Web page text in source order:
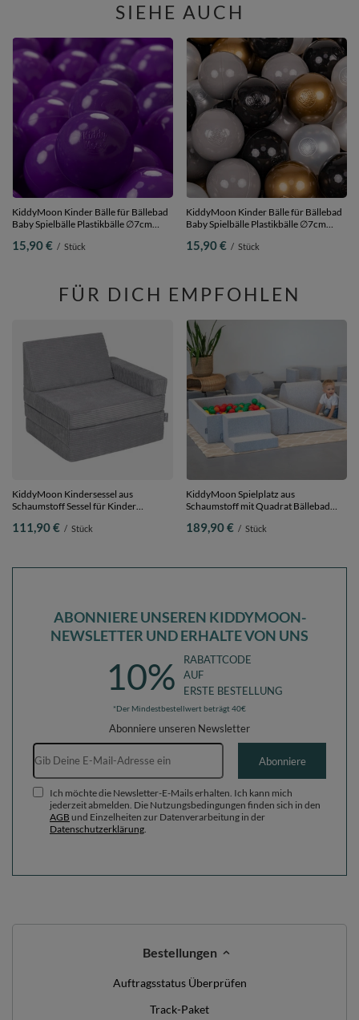
SIEHE AUCH
KiddyMoon Kinder Bälle für Bällebad
Baby Spielbälle Plastikbälle ∅7cm
15,90 € / Stück
KiddyMoon Kinder Bälle für Bällebad
Baby Spielbälle Plastikbälle ∅7cm
schwarz/perle/golden/grau, 50
15,90 € / Stück
FÜR DICH EMPFOHLEN
KiddyMoon Kindersessel aus
Schaumstoff Sessel für Kinder
Relaxsessel Kuschelsessel, dunkelgrau,
111,90 € / Stück
KiddyMoon Spielplatz aus
Schaumstoff mit Quadrat Bällebad
hellgrau:gelb/grün/blau/rot/orange,
189,90 € / Stück
ABONNIERE UNSEREN KIDDYMOON-
NEWSLETTER UND ERHALTE VON UNS
10%
RABATTCODE
AUF
ERSTE BESTELLUNG
*Der Mindestbestellwert beträgt 40€
Abonniere unseren Newsletter
E-Mail-Adresse
Abonniere
Ich möchte die Newsletter-E-Mails erhalten. Ich kann mich
jederzeit abmelden. Die Nutzungsbedingungen finden sich in den
AGB und Einzelheiten zur Datenverarbeitung in der
Datenschutzerklärung
Bestellungen
Auftragsstatus Überprüfen
Track-Paket